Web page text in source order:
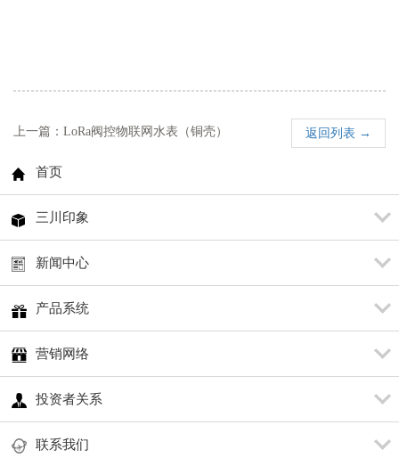
上一篇：LoRa阀控物联网水表（铜壳） 返回列表 →
首页
三川印象
新闻中心
产品系统
营销网络
投资者关系
联系我们